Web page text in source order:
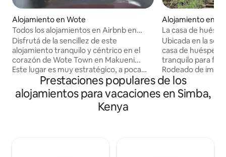
Alojamiento en Wote
Todos los alojamientos en Airbnb en
Makueni
Disfrutá de la sencillez de este
alojamiento tranquilo y céntrico en el
corazón de Wote Town en Makueni...
Este lugar es muy estratégico, a poca
distancia a pie de la ciudad... del Centro
Huduma Makueni, de la mayoría de las
oficinas gubernamentales, y justo al lado
Alojamiento en
La casa de
Ubicada en la
casa de
tranquilo para
Rodeado de
ofrece una
a través de la
actividades
Prestaciones populares de los
alojamientos para vacaciones en Simba,
Kenya